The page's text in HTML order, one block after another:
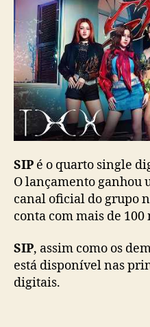
SIP é o quarto single
O lançamento ganhou
canal oficial do grupo
conta com mais de
SIP, assim como os
está disponível nas
digitais.